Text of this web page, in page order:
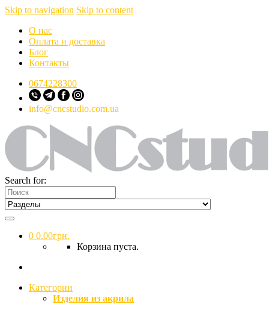
Skip to navigation Skip to content
О нас
Оплата и доставка
Блог
Контакты
0674228300
info@cncstudio.com.ua
Search for:
0 0.00грн.
Корзина пуста.
Категории
Изделия из акрила